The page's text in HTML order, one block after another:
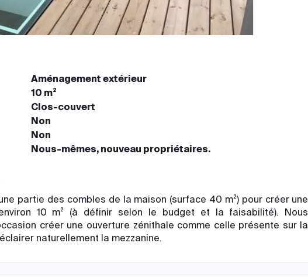
Aménagement extérieur
10 m²
Clos-couvert
Non
Non
Nous-mêmes, nouveau propriétaires.
partie des combles de la maison (surface 40 m²) pour créer une
10 m² (à définir selon le budget et la faisabilité). Nous
créer une ouverture zénithale comme celle présente sur la
naturellement la mezzanine.